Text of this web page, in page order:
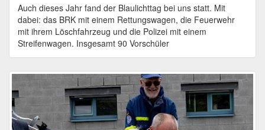
Auch dieses Jahr fand der Blaulichttag bei uns statt. Mit
dabei: das BRK mit einem Rettungswagen, die Feuerwehr
mit ihrem Löschfahrzeug und die Polizei mit einem
Streifenwagen. Insgesamt 90 Vorschüler